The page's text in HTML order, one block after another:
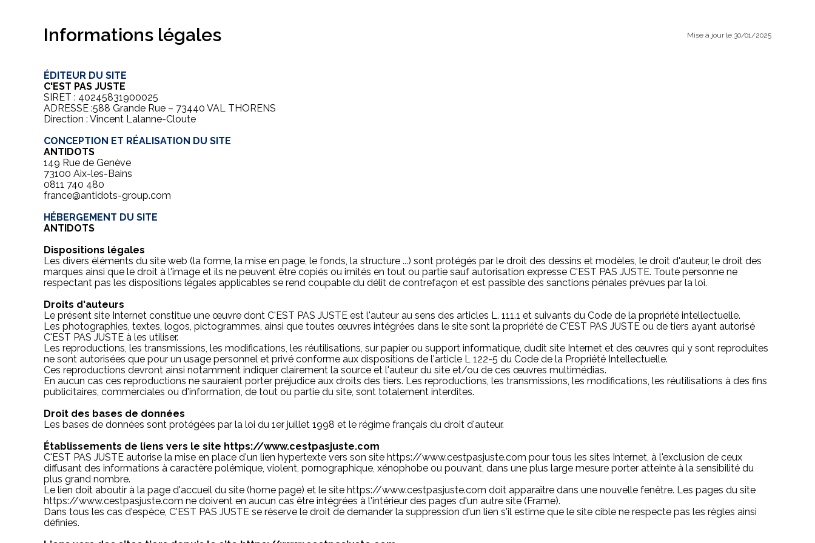
Informations légales Mise à jour le 30/01/2025
ÉDITEUR DU SITE
C'EST PAS JUSTE
SIRET : 40245831900025
ADRESSE :588 Grande Rue – 73440 VAL THORENS
Direction : Vincent Lalanne-Cloute
CONCEPTION ET RÉALISATION DU SITE
ANTIDOTS
149 Rue de Genève
73100 Aix-les-Bains
0811 740 480
france@antidots-group.com
HÉBERGEMENT DU SITE
ANTIDOTS
Dispositions légales
Les divers éléments du site web (la forme, la mise en page, le fonds, la structure ...) sont protégés par le droit des dessins et modèles, le droit d'auteur, le droit des
marques ainsi que le droit à l'image et ils ne peuvent être copiés ou imités en tout ou partie sauf autorisation expresse C'EST PAS JUSTE. Toute personne ne
respectant pas les dispositions légales applicables se rend coupable du délit de contrefaçon et est passible des sanctions pénales prévues par la loi.
Droits d'auteurs
Le présent site Internet constitue une œuvre dont C'EST PAS JUSTE est l'auteur au sens des articles L. 111.1 et suivants du Code de la propriété intellectuelle.
Les photographies, textes, logos, pictogrammes, ainsi que toutes œuvres intégrées dans le site sont la propriété de C'EST PAS JUSTE ou de tiers ayant autorisé
C'EST PAS JUSTE à les utiliser.
Les reproductions, les transmissions, les modifications, les réutilisations, sur papier ou support informatique, dudit site Internet et des œuvres qui y sont reproduites
ne sont autorisées que pour un usage personnel et privé conforme aux dispositions de l'article L 122-5 du Code de la Propriété Intellectuelle.
Ces reproductions devront ainsi notamment indiquer clairement la source et l'auteur du site et/ou de ces œuvres multimédias.
En aucun cas ces reproductions ne sauraient porter préjudice aux droits des tiers. Les reproductions, les transmissions, les modifications, les réutilisations à des fins
publicitaires, commerciales ou d'information, de tout ou partie du site, sont totalement interdites.
Droit des bases de données
Les bases de données sont protégées par la loi du 1er juillet 1998 et le régime français du droit d'auteur.
Établissements de liens vers le site https://www.cestpasjuste.com
C'EST PAS JUSTE autorise la mise en place d'un lien hypertexte vers son site https://www.cestpasjuste.com pour tous les sites Internet, à l'exclusion de ceux
diffusant des informations à caractère polémique, violent, pornographique, xénophobe ou pouvant, dans une plus large mesure porter atteinte à la sensibilité du
plus grand nombre.
Le lien doit aboutir à la page d'accueil du site (home page) et le site https://www.cestpasjuste.com doit apparaître dans une nouvelle fenêtre. Les pages du site
https://www.cestpasjuste.com ne doivent en aucun cas être intégrées à l'intérieur des pages d'un autre site (Frame).
Dans tous les cas d'espèce, C'EST PAS JUSTE se réserve le droit de demander la suppression d'un lien s'il estime que le site cible ne respecte pas les règles ainsi
définies.